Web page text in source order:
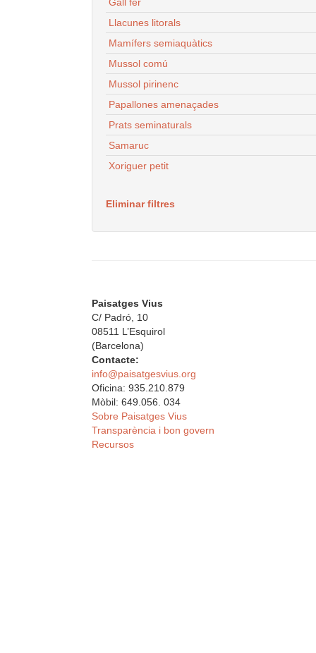
Llacunes litorals
Mamífers semiaquàtics
Mussol comú
Mussol pirinenc
Papallones amenaçades
Prats seminaturals
Samaruc
Xoriguer petit
Eliminar filtres
Paisatges Vius
C/ Padró, 10
08511 L’Esquirol
(Barcelona)
Contacte:
info@paisatgesvius.org
Oficina: 935.210.879
Mòbil: 649.056. 034
Sobre Paisatges Vius
Transparència i bon govern
Recursos